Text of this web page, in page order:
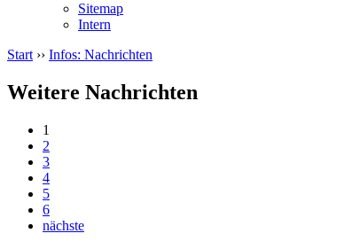
Sitemap
Intern
Start ›› Infos: Nachrichten
Weitere Nachrichten
1
2
3
4
5
6
nächste